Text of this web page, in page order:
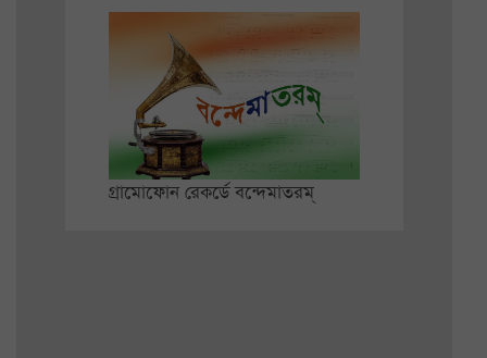
গ্রামোফোন রেকর্ডে বন্দেমাতরম্